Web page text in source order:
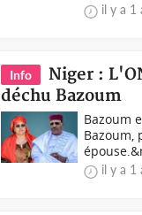
il y a 1
Info
Niger :
déchu Bazoum
Bazoum
Bazoum,
il y a 1